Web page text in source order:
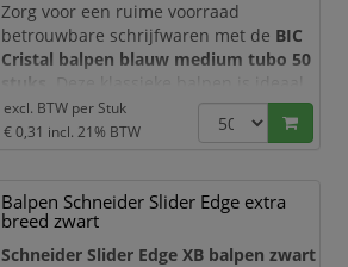
Zorg voor een ruime voorraad
betrouwbare schrijfwaren met de BIC
Cristal balpen blauw medium tubo 50
stuks
. Deze klassieke balpen is ideaal
voor dagelijks schrijfwerk op kantoor,
school, receptie, balie of thuis. Dankzij
notities, formulieren, agenda-
aantekeningen en administratieve
documenten.
excl. BTW per Stuk
€ 0,31 incl. 21% BTW
Balpen Schneider Slider Edge extra
breed zwart
Schneider Slider Edge XB balpen zwart